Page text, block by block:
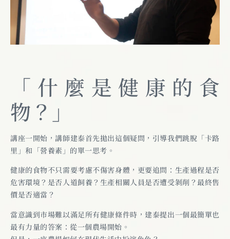
「什麼是健康的食
物？」
講座一開始，講師建泰首先拋出這個疑問，引導我們跳脫「卡路
里」和「營養素」的單一思考。
健康的食物不只需要考慮不傷害身體，更要追問：生產過程是否
危害環境？是否人道飼養？生產相關人員是否遭受剝削？最終售
價是否適當？
當意識到市場難以滿足所有健康條件時，建泰提出一個最簡單也
最有力量的答案：從一個農場開始。